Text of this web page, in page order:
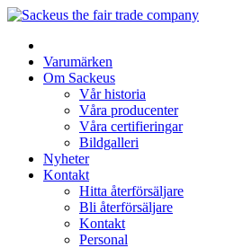
Skip
main
content
search
Menu
Varumärken
Om Sackeus
Vår historia
Våra producenter
Våra certifieringar
Bildgalleri
Nyheter
Kontakt
Hitta återförsäljare
Bli återförsäljare
Kontakt
Personal